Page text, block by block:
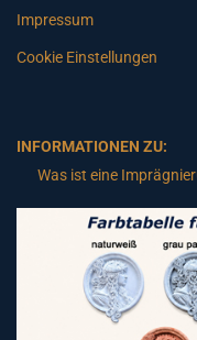
Impressum
Cookie Einstellungen
INFORMATIONEN ZU:
Was ist eine